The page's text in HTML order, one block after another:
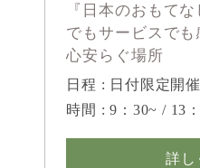
『日本のおもて
でもサービスで
心安らぐ場所
日程 : 日付限定開催
時間 : 9：30~ / 13
詳し